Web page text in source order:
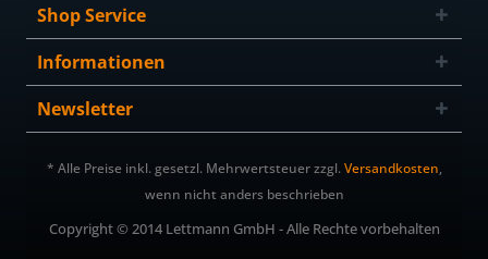
Shop Service
Informationen
Newsletter
* Alle Preise inkl. gesetzl. Mehrwertsteuer zzgl.Versandkosten,
wenn nicht anders beschrieben
Copyright © 2014 Lettmann GmbH - Alle Rechte vorbehalten